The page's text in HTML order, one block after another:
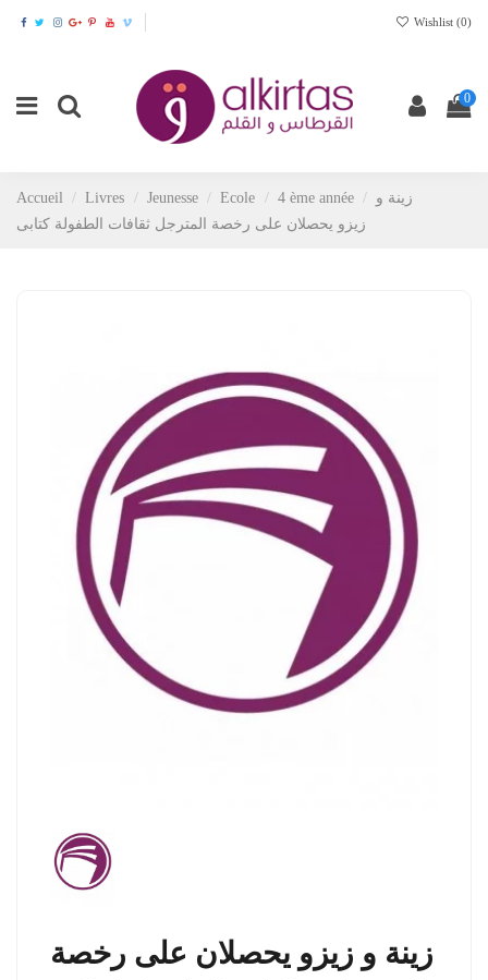
Wishlist (0)
0
Accueil Livres Jeunesse Ecole 4 ème année
زينة و
زيزو يحصلان على رخصة المترجل ثقافات الطفولة كتابى
زينة و زيزو يحصلان على رخصة